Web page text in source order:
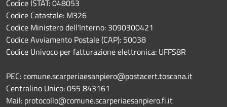
Codice ISTAT: 048053
Codice Catastale: M326
Codice Ministero dell'Interno: 3090300421
Codice Avviamento Postale (CAP): 50038
Codice Univoco per fatturazione elettronica: UFFS8R
PEC: comune.scarperiaesanpiero@postacert.toscana.it
Centralino Unico: 055 843161
Mail: protocollo@comune.scarperiaesanpiero.fi.it